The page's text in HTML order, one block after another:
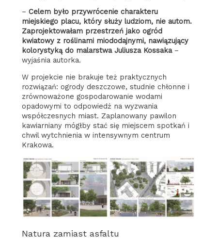
– Celem było przywrócenie charakteru
miejskiego placu, który służy ludziom, nie autom.
Zaprojektowałam przestrzeń jako ogród
kwiatowy z roślinami miododajnymi, nawiązujący
kolorystyką do malarstwa Juliusza Kossaka–
wyjaśnia autorka.
W projekcie nie brakuje też praktycznych
rozwiązań: ogrody deszczowe, studnie chłonne i
zrównoważone gospodarowanie wodami
opadowymi to odpowiedź na wyzwania
współczesnych miast. Zaplanowany pawilon
kawiarniany mógłby stać się miejscem spotkań i
chwil wytchnienia w intensywnym centrum
Krakowa.
Natura zamiast asfaltu